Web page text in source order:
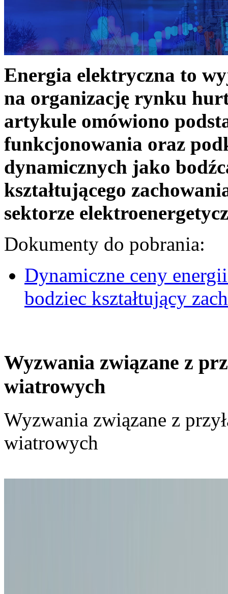
Energia elektryczna to
na organizację rynku
artykule omówiono
funkcjonowania oraz
dynamicznych jako
kształtującego
sektorze
Dokumenty do pobrania:
Dynamiczne ceny
bodziec kształtujący
Wyzwania związane z
wiatrowych
Wyzwania związane z
wiatrowych